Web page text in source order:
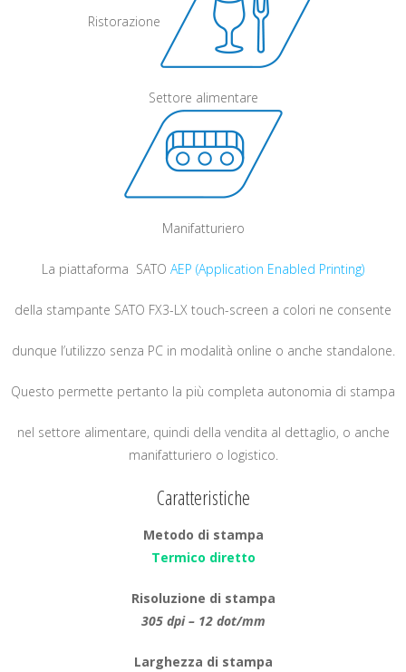
Ristorazione
Settore alimentare
Manifatturiero
La piattaforma SATO AEP (Application Enabled Printing)
della stampante SATO FX3-LX touch-screen a colori ne consente
dunque l’utilizzo senza PC in modalità online o anche standalone.
Questo permette pertanto la più completa autonomia di stampa
nel settore alimentare, quindi della vendita al dettaglio, o anche
manifatturiero o logistico.
Caratteristiche
Metodo di stampa
Termico diretto
Risoluzione di stampa
305 dpi – 12 dot/mm
Larghezza di stampa